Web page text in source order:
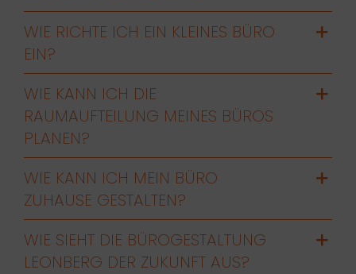
WIE RICHTE ICH EIN KLEINES BÜRO
EIN?
WIE KANN ICH DIE
RAUMAUFTEILUNG MEINES BÜROS
PLANEN?
WIE KANN ICH MEIN BÜRO
ZUHAUSE GESTALTEN?
WIE SIEHT DIE BÜROGESTALTUNG
LEONBERG DER ZUKUNFT AUS?